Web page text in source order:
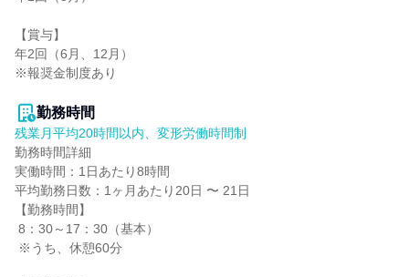
【賞与】
年2回（6月、12月）
※報奨金制度あり
勤務時間
残業月平均20時間以内、変形労働時間制
勤務時間詳細
実働時間：1日あたり8時間
平均勤務日数：1ヶ月あたり20日 〜 21日
【勤務時間】